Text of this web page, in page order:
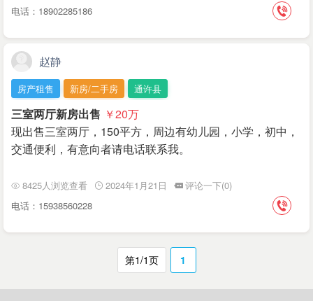
电话：18902285186
赵静
房产租售 新房/二手房 通许县
三室两厅新房出售 ￥20万
现出售三室两厅，150平方，周边有幼儿园，小学，初中，
交通便利，有意向者请电话联系我。
8425人浏览查看 2024年1月21日
评论一下(0)
电话：15938560228
第1/1页 1